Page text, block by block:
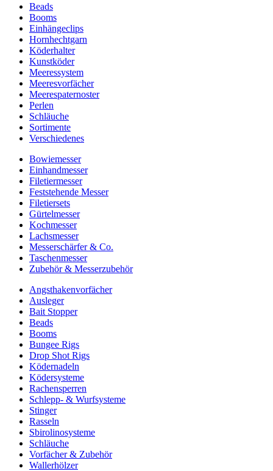
Beads
Booms
Einhängeclips
Hornhechtgarn
Köderhalter
Kunstköder
Meeressystem
Meeresvorfächer
Meerespaternoster
Perlen
Schläuche
Sortimente
Verschiedenes
Bowiemesser
Einhandmesser
Filetiermesser
Feststehende Messer
Filetiersets
Gürtelmesser
Kochmesser
Lachsmesser
Messerschärfer & Co.
Taschenmesser
Zubehör & Messerzubehör
Angsthakenvorfächer
Ausleger
Bait Stopper
Beads
Booms
Bungee Rigs
Drop Shot Rigs
Ködernadeln
Ködersysteme
Rachensperren
Schlepp- & Wurfsysteme
Stinger
Rasseln
Sbirolinosysteme
Schläuche
Vorfächer & Zubehör
Wallerhölzer